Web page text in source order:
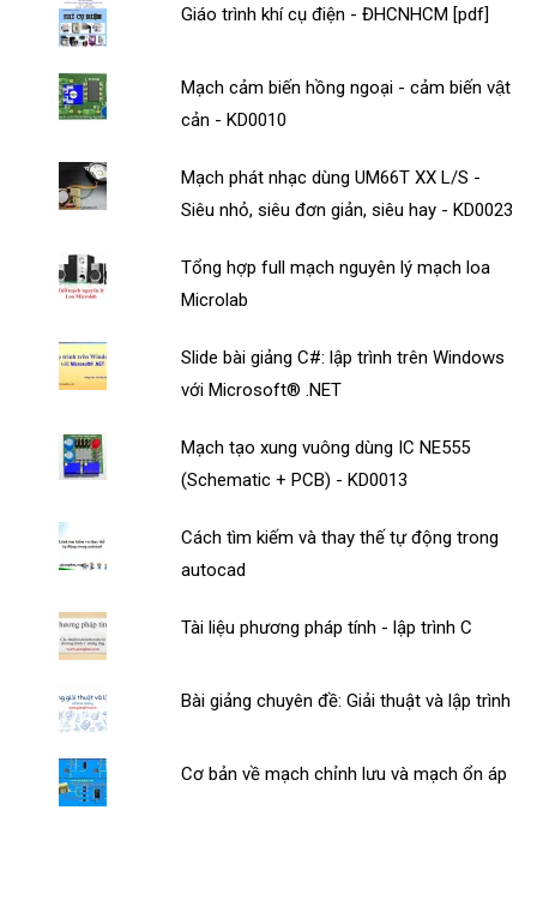
Giáo trình khí cụ điện - ĐHCNHCM [pdf]
Mạch cảm biến hồng ngoại - cảm biến vật
cản - KD0010
Mạch phát nhạc dùng UM66T XX L/S -
Siêu nhỏ, siêu đơn giản, siêu hay - KD0023
Tổng hợp full mạch nguyên lý mạch loa
Microlab
Slide bài giảng C#: lập trình trên Windows
với Microsoft® .NET
Mạch tạo xung vuông dùng IC NE555
(Schematic + PCB) - KD0013
Cách tìm kiếm và thay thế tự động trong
autocad
Tài liệu phương pháp tính - lập trình C
Bài giảng chuyên đề: Giải thuật và lập trình
Cơ bản về mạch chỉnh lưu và mạch ổn áp